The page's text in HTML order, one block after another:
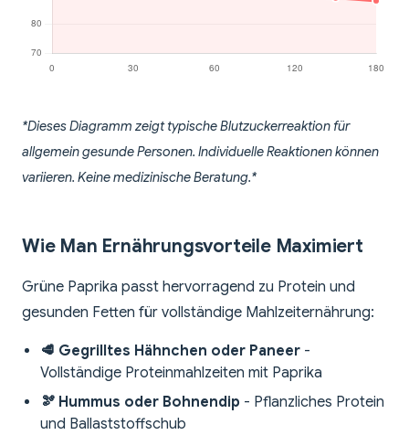
*Dieses Diagramm zeigt typische Blutzuckerreaktion für
allgemein gesunde Personen. Individuelle Reaktionen können
variieren. Keine medizinische Beratung.*
Wie Man Ernährungsvorteile Maximiert
Grüne Paprika passt hervorragend zu Protein und
gesunden Fetten für vollständige Mahlzeiternährung:
🥩 Gegrilltes Hähnchen oder Paneer -
Vollständige Proteinmahlzeiten mit Paprika
🫘 Hummus oder Bohnendip - Pflanzliches Protein
und Ballaststoffschub